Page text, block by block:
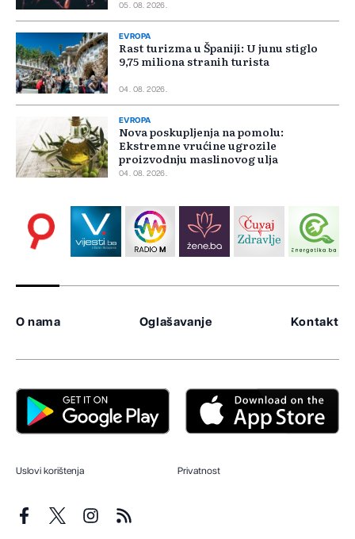
05. 08. 2026.
EVROPA
Rast turizma u Španiji: U junu stiglo
9,75 miliona stranih turista
04. 08. 2026.
EVROPA
Nova poskupljenja na pomolu:
Ekstremne vrućine ugrozile
proizvodnju maslinovog ulja
04. 08. 2026.
O nama Oglašavanje Kontakt
Uslovi korištenja Privatnost